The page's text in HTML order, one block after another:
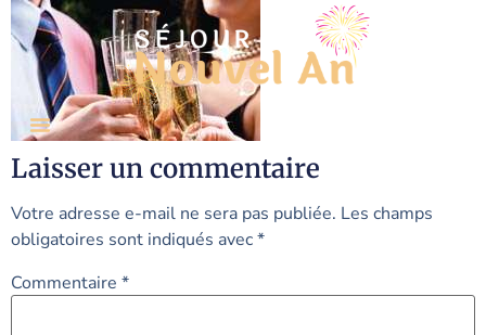
Laisser un commentaire
Votre adresse e-mail ne sera pas publiée. Les champs
obligatoires sont indiqués avec*
Commentaire *